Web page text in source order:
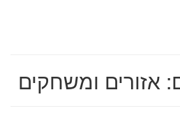
אזורים ומשחקים